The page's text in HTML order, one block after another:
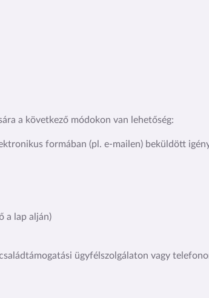
a következő módokon van lehetőség:
formában (pl. e-mailen) beküldött
a lap alján)
ügyfélszolgálaton vagy